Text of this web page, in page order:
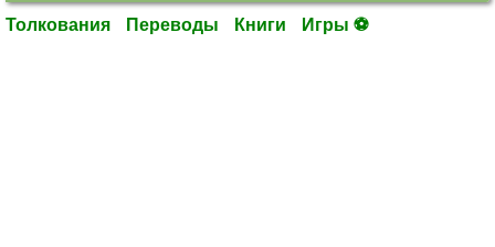
Толкования Переводы Книги Игры ⚽